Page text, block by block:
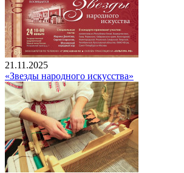
21.11.2025
«Звезды народного искусства»